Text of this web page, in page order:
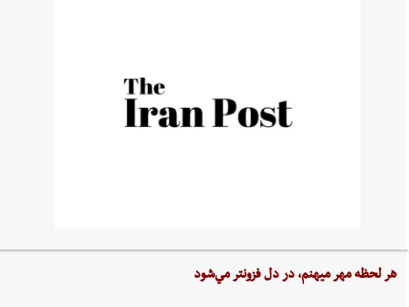
هر لحظه‌ مهر ميهنم،‌ در دل‌ فزونتر مي‌شود